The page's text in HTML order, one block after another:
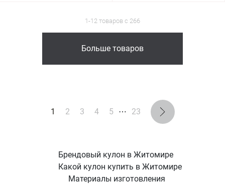
1-12 товаров с 266
Больше товаров
1 2 3 4 5 ⋯ 23
Брендовый кулон в Житомире
Какой кулон купить в Житомире
Материалы изготовления